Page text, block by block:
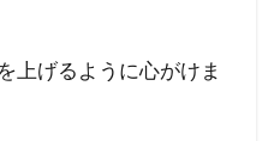
上げるように心がけま